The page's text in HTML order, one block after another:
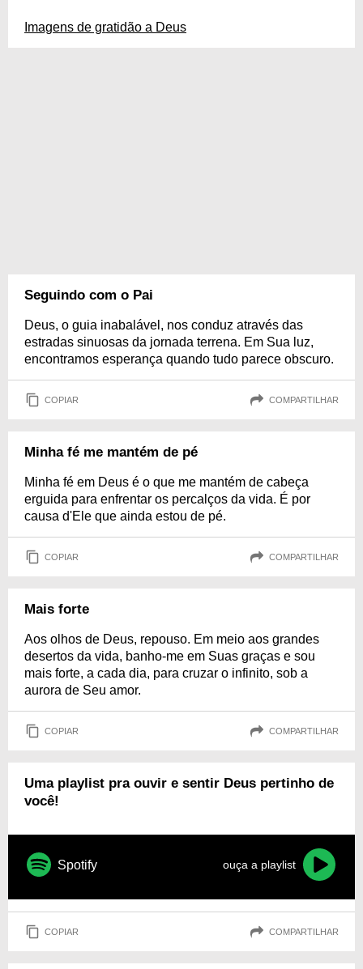
Imagens de gratidão a Deus
Seguindo com o Pai
Deus, o guia inabalável, nos conduz através das
estradas sinuosas da jornada terrena. Em Sua luz,
encontramos esperança quando tudo parece obscuro.
COPIAR COMPARTILHAR
Minha fé me mantém de pé
Minha fé em Deus é o que me mantém de cabeça
erguida para enfrentar os percalços da vida. É por
causa d'Ele que ainda estou de pé.
COPIAR COMPARTILHAR
Mais forte
Aos olhos de Deus, repouso. Em meio aos grandes
desertos da vida, banho-me em Suas graças e sou
mais forte, a cada dia, para cruzar o infinito, sob a
aurora de Seu amor.
COPIAR COMPARTILHAR
Uma playlist pra ouvir e sentir Deus pertinho de
você!
Spotify ouça a playlist
COPIAR COMPARTILHAR